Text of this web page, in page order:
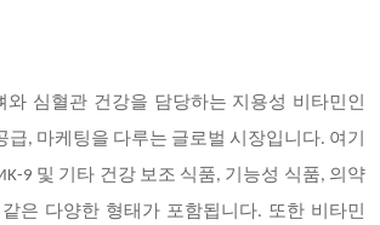
와 심혈관 건강을 담당하는 지용성 비타민인
급, 마케팅을 다루는 글로벌 시장입니다. 여기
9 및 기타 건강 보조 식품, 기능성 식품, 의약
은 다양한 형태가 포함됩니다. 또한 비타민